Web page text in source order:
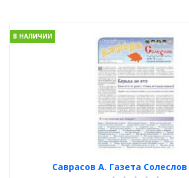
Саврасов А. Газета
В НАЛИЧИИ